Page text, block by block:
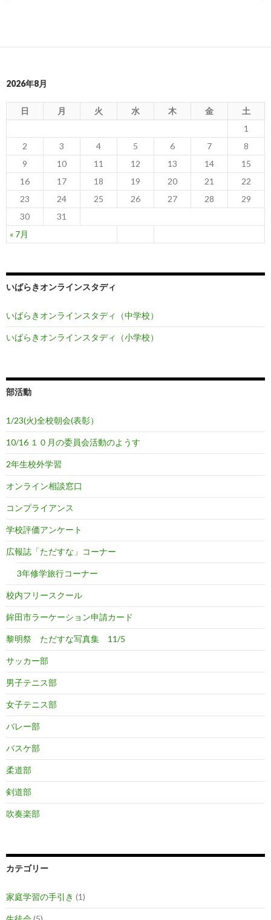
2026年8月
日 月 火 水 木 金 土
« 7月
1
2
3 4 5 6 7
8
9
10 11 12 13 14
15
16
17 18 19 20 21
22
23
24 25 26 27 28
29
30
31
いばらきオンラインスタディ
いばらきオンラインスタディ（中学校）
いばらきオンラインスタディ（小学校）
部活動
1/23(火)全校朝会(表彰）
10/16 １０月の委員会活動のようす
2年生校外学習
オンライン相談窓口
コンプライアンス
学校評価アンケート
広報誌「ただすな」コーナー
3年修学旅行コーナー
校内フリースクール
鉾田市ラーケーション申請カード
黎明祭 ただすな写真集 11/5
サッカー部
男子テニス部
女子テニス部
バレー部
バスケ部
柔道部
剣道部
吹奏楽部
カテゴリー
家庭学習の手引き (1)